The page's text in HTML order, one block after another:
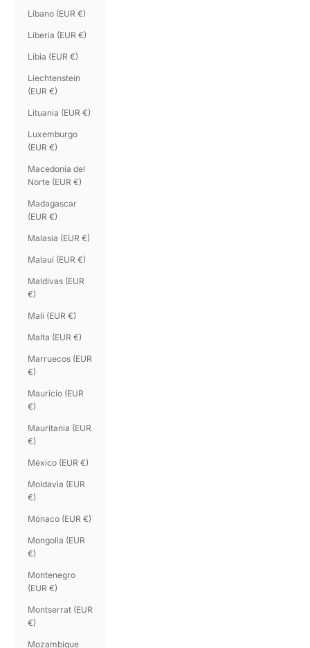
Líbano (EUR €)
Liberia (EUR €)
Libia (EUR €)
Liechtenstein
(EUR €)
Lituania (EUR €)
Luxemburgo
(EUR €)
Macedonia del
Norte (EUR €)
Madagascar
(EUR €)
Malasia (EUR €)
Malaui (EUR €)
Maldivas (EUR
€)
Mali (EUR €)
Malta (EUR €)
Marruecos (EUR
€)
Mauricio (EUR
€)
Mauritania (EUR
€)
México (EUR €)
Moldavia (EUR
€)
Mónaco (EUR €)
Mongolia (EUR
€)
Montenegro
(EUR €)
Montserrat (EUR
€)
Mozambique